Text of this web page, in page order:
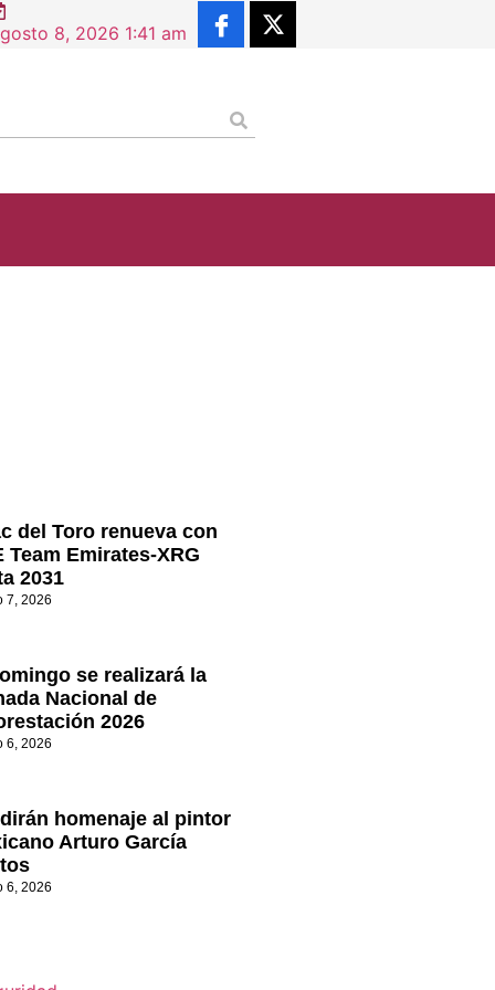
de Situación Profesional supera los 2.5 millones de
8, 2026 1:41 am
del Toro renueva con
Team Emirates-XRG
2031
7, 2026
se realizará la
Nacional de
2026
6, 2026
homenaje al pintor
Arturo García
6, 2026